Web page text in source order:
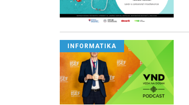
INFORMATIKA